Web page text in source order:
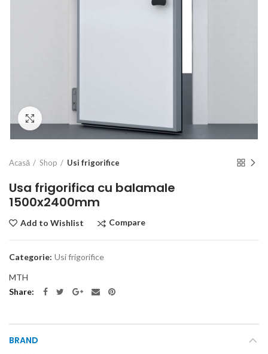
Click to enlarge
Acasă Shop Usi frigorifice
Usa frigorifica cu balamale
1500x2400mm
Add to Wishlist Compare
Categorie: Usi frigorifice
MTH
Share
BRAND